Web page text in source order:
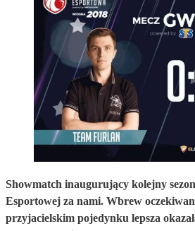
Showmatch inaugurujący kolejny
Esportowej za nami. Wbrew
przyjacielskim pojedynku lepsza